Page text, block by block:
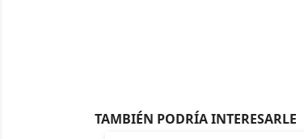
TAMBIÉN PODRÍA INTERESARLE